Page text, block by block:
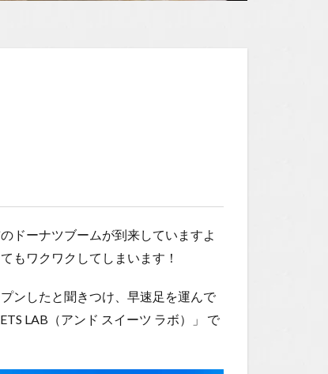
ドーナツブームが到来していますよ
もワクワクしてしまいます！
ンしたと聞きつけ、早速足を運んで
LAB（アンド スイーツ ラボ）」
で